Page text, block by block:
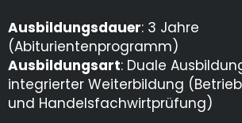
Ausbildungsdauer: 3 Jahre
(Abiturientenprogramm)
Ausbildungsart: Duale
integrierter Weiterbildung
und Handelsfachwirtprüfung)